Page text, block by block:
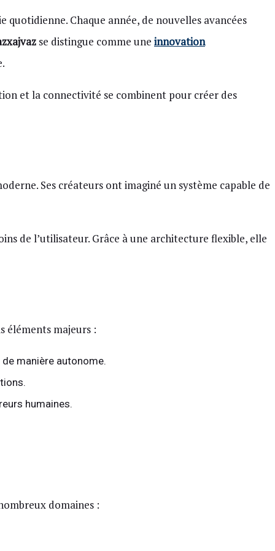
Chaque année, de nouvelles avancées
se distingue comme une innovation
et la connectivité se combinent pour créer des
Ses créateurs ont imaginé un système capable de
de l’utilisateur. Grâce à une architecture flexible, elle
éléments majeurs :
manière autonome.
humaines.
domaines :